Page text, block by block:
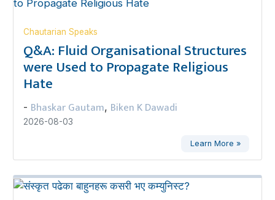
Chautarian Speaks
Q&A: Fluid Organisational Structures
were Used to Propagate Religious
Hate
- Bhaskar Gautam, Biken K Dawadi
2026-08-03
Learn More »